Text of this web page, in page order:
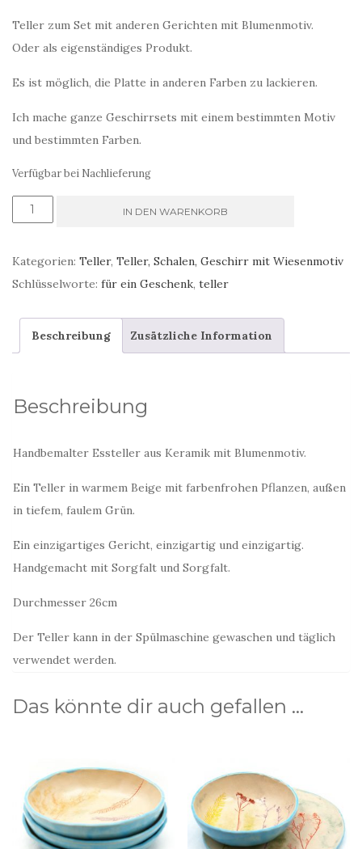
Teller zum Set mit anderen Gerichten mit Blumenmotiv.
Oder als eigenständiges Produkt.
Es ist möglich, die Platte in anderen Farben zu lackieren.
Ich mache ganze Geschirrsets mit einem bestimmten Motiv
und bestimmten Farben.
Verfügbar bei Nachlieferung
Essteller
IN DEN WARENKORB
Kategorien: Teller, Teller, Schalen, Geschirr mit Wiesenmotiv
Schlüsselworte: für ein Geschenk, teller
Beschreibung Zusätzliche Information
Beschreibung
Handbemalter Essteller aus Keramik mit Blumenmotiv.
Ein Teller in warmem Beige mit farbenfrohen Pflanzen, außen
in tiefem, faulem Grün.
Ein einzigartiges Gericht, einzigartig und einzigartig.
Handgemacht mit Sorgfalt und Sorgfalt.
Durchmesser 26cm
Der Teller kann in der Spülmaschine gewaschen und täglich
verwendet werden.
Das könnte dir auch gefallen …